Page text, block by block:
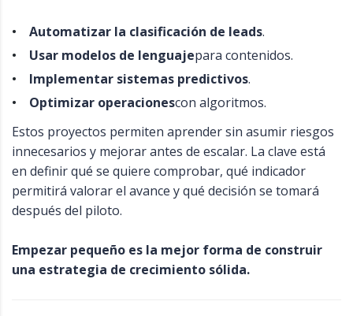
Automatizar la clasificación de leads.
Usar modelos de lenguajepara contenidos.
Implementar sistemas predictivos.
Optimizar operacionescon algoritmos.
Estos proyectos permiten aprender sin asumir riesgos
innecesarios y mejorar antes de escalar. La clave está
en definir qué se quiere comprobar, qué indicador
permitirá valorar el avance y qué decisión se tomará
después del piloto.
Empezar pequeño es la mejor forma de construir
una estrategia de crecimiento sólida.